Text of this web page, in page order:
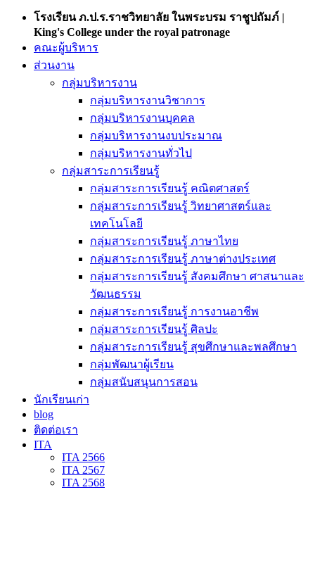
โรงเรียน ภ.ป.ร.ราชวิทยาลัย ในพระบรม ราชูปถัมภ์ |
King's College under the royal patronage
คณะผู้บริหาร
ส่วนงาน
กลุ่มบริหารงาน
กลุ่มบริหารงานวิชาการ
กลุ่มบริหารงานบุคคล
กลุ่มบริหารงานงบประมาณ
กลุ่มบริหารงานทั่วไป
กลุ่มสาระการเรียนรู้
กลุ่มสาระการเรียนรู้ คณิตศาสตร์
กลุ่มสาระการเรียนรู้ วิทยาศาสตร์และ
เทคโนโลยี
กลุ่มสาระการเรียนรู้ ภาษาไทย
กลุ่มสาระการเรียนรู้ ภาษาต่างประเทศ
กลุ่มสาระการเรียนรู้ สังคมศึกษา ศาสนาและ
วัฒนธรรม
กลุ่มสาระการเรียนรู้ การงานอาชีพ
กลุ่มสาระการเรียนรู้ ศิลปะ
กลุ่มสาระการเรียนรู้ สุขศึกษาและพลศึกษา
กลุ่มพัฒนาผู้เรียน
กลุ่มสนับสนุนการสอน
นักเรียนเก่า
blog
ติดต่อเรา
ITA
ITA 2566
ITA 2567
ITA 2568